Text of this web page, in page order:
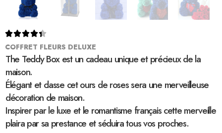

COFFRET FLEURS DELUXE
The Teddy Box est un cadeau unique et précieux de la
maison.
Élégant et classe cet ours de roses sera une merveilleuse
décoration de maison.
Inspirer par le luxe et le romantisme français cette merveille
plaira par sa prestance et séduira tous vos proches.